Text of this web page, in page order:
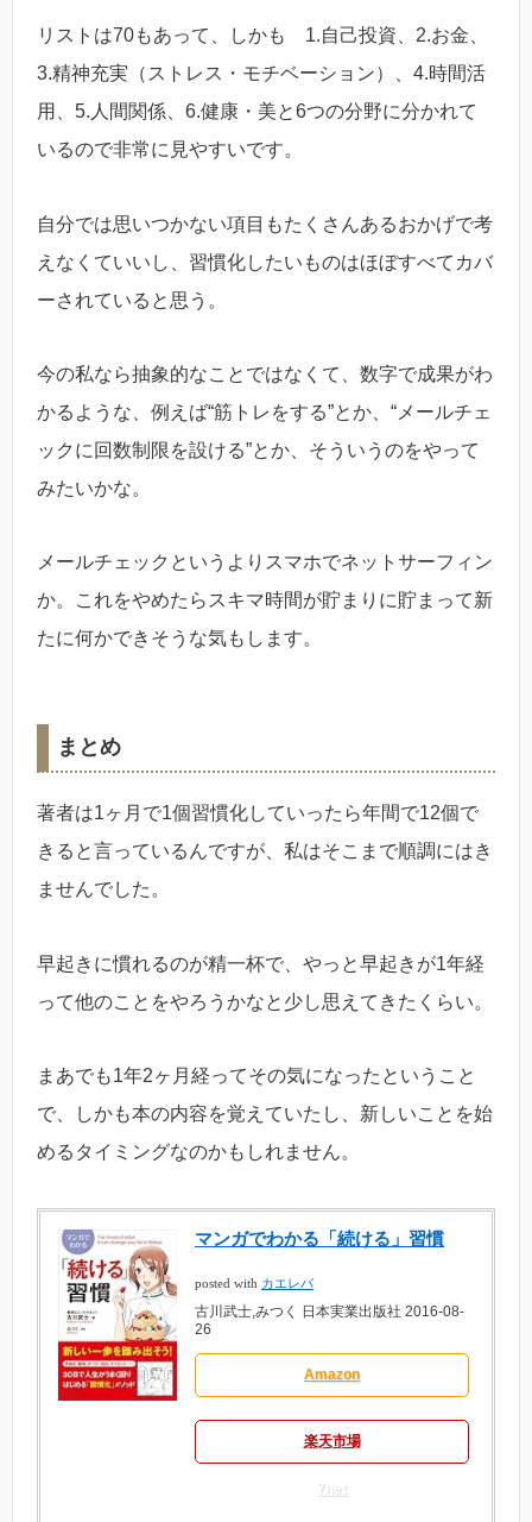
リストは70もあって、しかも 1.自己投資、2.お金、
3.精神充実（ストレス・モチベーション）、4.時間活
用、5.人間関係、6.健康・美と6つの分野に分かれて
いるので非常に見やすいです。
自分では思いつかない項目もたくさんあるおかげで考
えなくていいし、習慣化したいものはほぼすべてカバ
ーされていると思う。
今の私なら抽象的なことではなくて、数字で成果がわ
かるような、例えば“筋トレをする”とか、“メールチェ
ックに回数制限を設ける”とか、そういうのをやって
みたいかな。
メールチェックというよりスマホでネットサーフィン
か。これをやめたらスキマ時間が貯まりに貯まって新
たに何かできそうな気もします。
まとめ
著者は1ヶ月で1個習慣化していったら年間で12個で
きると言っているんですが、私はそこまで順調にはき
ませんでした。
早起きに慣れるのが精一杯で、やっと早起きが1年経
って他のことをやろうかなと少し思えてきたくらい。
まあでも1年2ヶ月経ってその気になったということ
で、しかも本の内容を覚えていたし、新しいことを始
めるタイミングなのかもしれません。
マンガでわかる「続ける」習慣
posted with カエレバ
古川武士,みつく 日本実業出版社 2016-08-
26
Amazon
楽天市場
7net